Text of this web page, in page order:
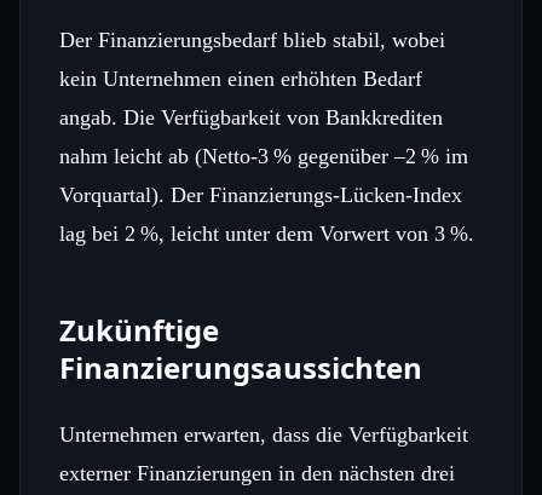
Der Finanzierungsbedarf blieb stabil, wobei
kein Unternehmen einen erhöhten Bedarf
angab. Die Verfügbarkeit von Bankkrediten
nahm leicht ab (Netto‑3 % gegenüber –2 % im
Vorquartal). Der Finanzierungs‑Lücken‑Index
lag bei 2 %, leicht unter dem Vorwert von 3 %.
Zukünftige
Finanzierungsaussichten
Unternehmen erwarten, dass die Verfügbarkeit
externer Finanzierungen in den nächsten drei